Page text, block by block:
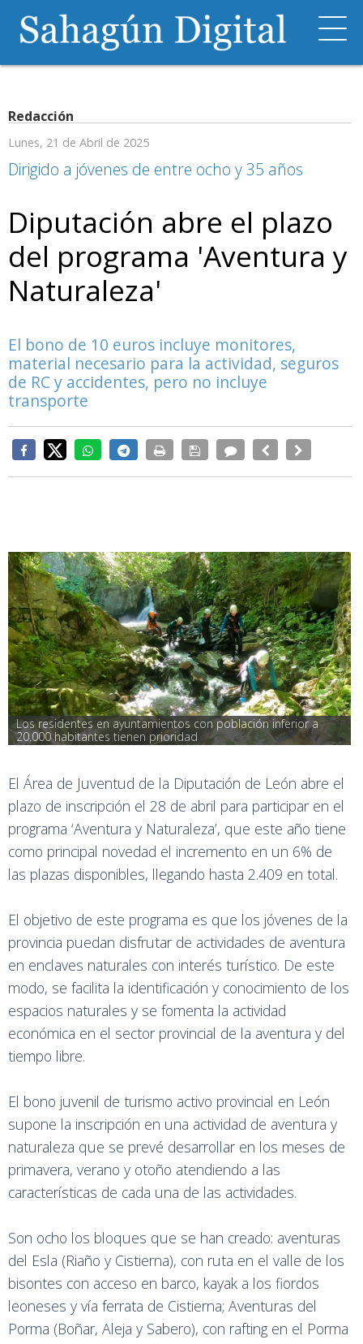
Redacción
Lunes, 21 de Abril de 2025
Dirigido a jóvenes de entre ocho y 35 años
Diputación abre el plazo
del programa 'Aventura y
Naturaleza'
El bono de 10 euros incluye monitores,
material necesario para la actividad, seguros
de RC y accidentes, pero no incluye
transporte
Los residentes en ayuntamientos con población inferior a
20.000 habitantes tienen prioridad
El Área de Juventud de la Diputación de León abre el
plazo de inscripción el 28 de abril para participar en el
programa ‘Aventura y Naturaleza’, que este año tiene
como principal novedad el incremento en un 6% de
las plazas disponibles, llegando hasta 2.409 en total.
El objetivo de este programa es que los jóvenes de la
provincia puedan disfrutar de actividades de aventura
en enclaves naturales con interés turístico. De este
modo, se facilita la identificación y conocimiento de los
espacios naturales y se fomenta la actividad
económica en el sector provincial de la aventura y del
tiempo libre.
El bono juvenil de turismo activo provincial en León
supone la inscripción en una actividad de aventura y
naturaleza que se prevé desarrollar en los meses de
primavera, verano y otoño atendiendo a las
características de cada una de las actividades.
Son ocho los bloques que se han creado: aventuras
del Esla (Riaño y Cistierna), con ruta en el valle de los
bisontes con acceso en barco, kayak a los fiordos
leoneses y vía ferrata de Cistierna; Aventuras del
Porma (Boñar, Aleja y Sabero), con rafting en el Porma